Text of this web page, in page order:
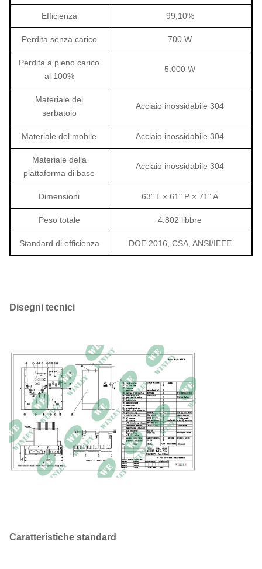
Efficienza 99,10%
Perdita senza carico 700 W
Perdita a pieno carico
al 100%
5.000 W
Materiale del
serbatoio
Acciaio inossidabile 304
Materiale del mobile Acciaio inossidabile 304
Materiale della
piattaforma di base
Acciaio inossidabile 304
Dimensioni 63" L × 61" P × 71" A
Peso totale 4.802 libbre
Standard di efficienza DOE 2016, CSA, ANSI/IEEE
Disegni tecnici
Caratteristiche standard